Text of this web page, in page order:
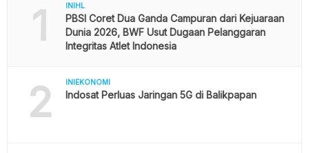
1 INIHL
PBSI Coret Dua Ganda Campuran dari Kejuaraan
Dunia 2026, BWF Usut Dugaan Pelanggaran
Integritas Atlet Indonesia
2 INIEKONOMI
Indosat Perluas Jaringan 5G di Balikpapan